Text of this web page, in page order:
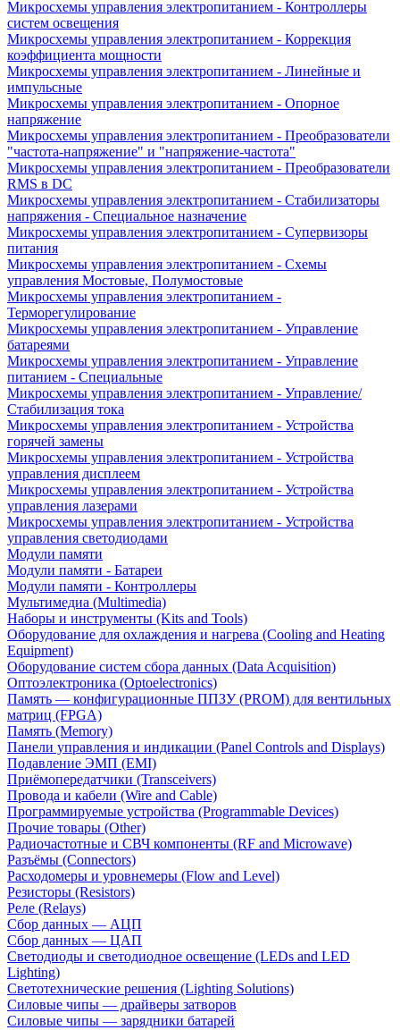
Микросхемы управления электропитанием - Контроллеры
систем освещения
Микросхемы управления электропитанием - Коррекция
коэффициента мощности
Микросхемы управления электропитанием - Линейные и
импульсные
Микросхемы управления электропитанием - Опорное
напряжение
Микросхемы управления электропитанием - Преобразователи
"частота-напряжение" и "напряжение-частота"
Микросхемы управления электропитанием - Преобразователи
RMS в DC
Микросхемы управления электропитанием - Стабилизаторы
напряжения - Специальное назначение
Микросхемы управления электропитанием - Супервизоры
питания
Микросхемы управления электропитанием - Схемы
управления Мостовые, Полумостовые
Микросхемы управления электропитанием -
Терморегулирование
Микросхемы управления электропитанием - Управление
батареями
Микросхемы управления электропитанием - Управление
питанием - Специальные
Микросхемы управления электропитанием - Управление/
Стабилизация тока
Микросхемы управления электропитанием - Устройства
горячей замены
Микросхемы управления электропитанием - Устройства
управления дисплеем
Микросхемы управления электропитанием - Устройства
управления лазерами
Микросхемы управления электропитанием - Устройства
управления светодиодами
Модули памяти
Модули памяти - Батареи
Модули памяти - Контроллеры
Мультимедиа (Multimedia)
Наборы и инструменты (Kits and Tools)
Оборудование для охлаждения и нагрева (Cooling and Heating
Equipment)
Оборудование систем сбора данных (Data Acquisition)
Оптоэлектроника (Optoelectronics)
Память — конфигурационные ППЗУ (PROM) для вентильных
матриц (FPGA)
Память (Memory)
Панели управления и индикации (Panel Controls and Displays)
Подавление ЭМП (EMI)
Приёмопередатчики (Transceivers)
Провода и кабели (Wire and Cable)
Программируемые устройства (Programmable Devices)
Прочие товары (Other)
Радиочастотные и СВЧ компоненты (RF and Microwave)
Разъёмы (Connectors)
Расходомеры и уровнемеры (Flow and Level)
Резисторы (Resistors)
Реле (Relays)
Сбор данных — АЦП
Сбор данных — ЦАП
Светодиоды и светодиодное освещение (LEDs and LED
Lighting)
Светотехнические решения (Lighting Solutions)
Силовые чипы — драйверы затворов
Силовые чипы — зарядники батарей